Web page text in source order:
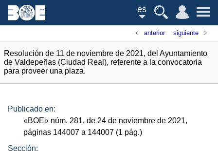
es
anterior siguiente
Resolución de 11 de noviembre de 2021, del Ayuntamiento
de Valdepeñas (Ciudad Real), referente a la convocatoria
para proveer una plaza.
Publicado en:
«BOE» núm. 281, de 24 de noviembre de 2021,
páginas 144007 a 144007 (1 pág.)
Sección: